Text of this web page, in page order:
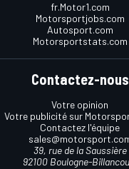
fr.Motor1.com
Motorsportjobs.com
Autosport.com
Motorsportstats.com
Contactez-nous
Votre opinion
Votre publicité sur
Contactez l'équipe
39, rue de la Saussière
92100 Boulogne-